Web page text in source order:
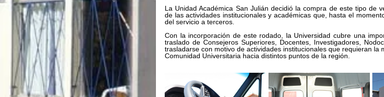
La Unidad Académica San Julián decidió la compra de este tipo de
de las actividades institucionales y académicas que, hasta el
del servicio a terceros.
Con la incorporación de este rodado, la Universidad cubre una
traslado de Consejeros Superiores, Docentes, Investigadores,
trasladarse con motivo de actividades institucionales que requieran la
Comunidad Universitaria hacia distintos puntos de la región.